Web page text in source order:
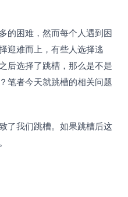
的困难，然而每个人遇到困
迎难而上，有些人选择逃
后选择了跳槽，那么是不是
笔者今天就跳槽的相关问题
了我们跳槽。如果跳槽后这